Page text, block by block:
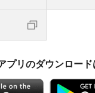
プリのダウンロード